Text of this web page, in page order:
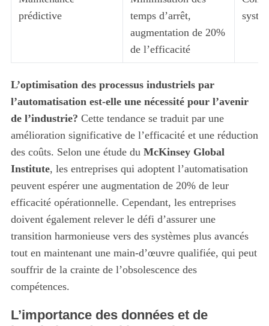
prédictive
temps d’arrêt,
augmentation de 20%
de l’efficacité
L’optimisation des processus industriels par
l’automatisation est-elle une nécessité pour l’avenir
de l’industrie? Cette tendance se traduit par une
amélioration significative de l’efficacité et une réduction
des coûts. Selon une étude du McKinsey Global
Institute, les entreprises qui adoptent l’automatisation
peuvent espérer une augmentation de 20% de leur
efficacité opérationnelle. Cependant, les entreprises
doivent également relever le défi d’assurer une
transition harmonieuse vers des systèmes plus avancés
tout en maintenant une main-d’œuvre qualifiée, qui peut
souffrir de la crainte de l’obsolescence des
compétences.
L’importance des données et de
S
e
a
c
f